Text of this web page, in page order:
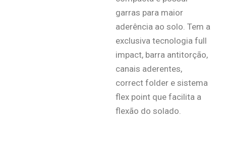
garras para maior
aderência ao solo. Tem a
exclusiva tecnologia full
impact, barra antitorção,
canais aderentes,
correct folder e sistema
flex point que facilita a
flexão do solado.